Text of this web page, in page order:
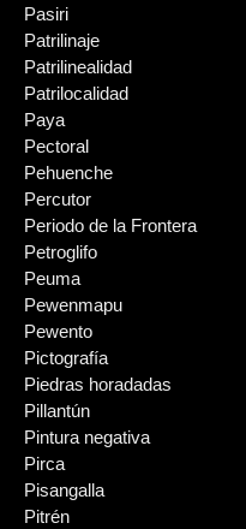
Pasiri
Patrilinaje
Patrilinealidad
Patrilocalidad
Paya
Pectoral
Pehuenche
Percutor
Periodo de la Frontera
Petroglifo
Peuma
Pewenmapu
Pewento
Pictografía
Piedras horadadas
Pillantún
Pintura negativa
Pirca
Pisangalla
Pitrén